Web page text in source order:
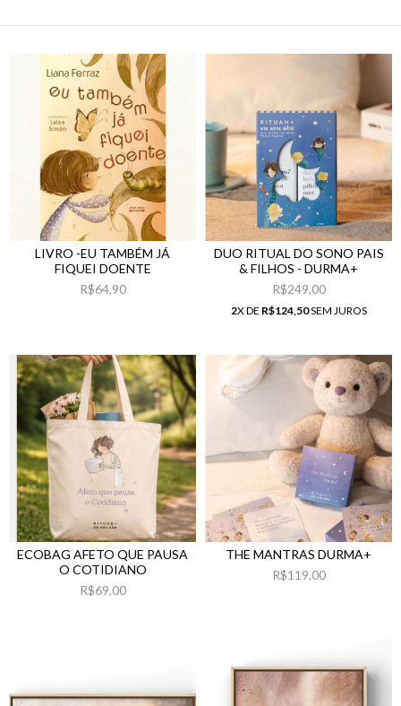
LIVRO -EU TAMBÉM JÁ
FIQUEI DOENTE
R$64,90
DUO RITUAL DO SONO PAIS
& FILHOS - DURMA+
R$249,00
2X DE R$124,50SEM JUROS
ECOBAG AFETO QUE PAUSA
O COTIDIANO
R$69,00
THE MANTRAS DURMA+
R$119,00